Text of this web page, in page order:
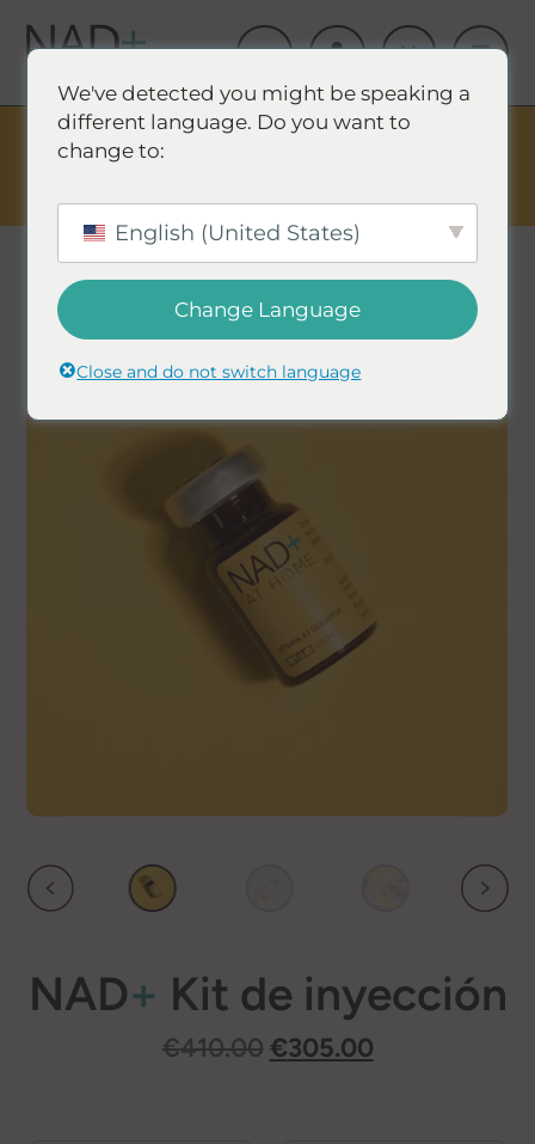
The Summer Sale is Live. Save up to 45% - Try for less or
NAD+ Kit de inyección
€410.00 El
€305.00El
We've detected you might be speaking a
different language. Do you want to
change to:
English (United States)
Change Language
Close and do not switch language